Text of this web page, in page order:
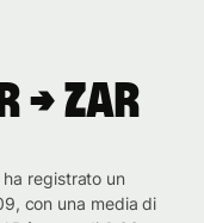
→ ZAR
registrato un
con una media di